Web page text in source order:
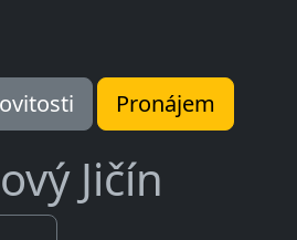
Pronájem
Jičín